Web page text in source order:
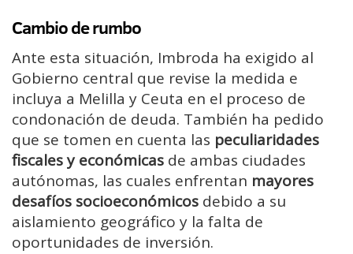
Cambio de rumbo
Ante esta situación, Imbroda ha exigido al
Gobierno central que revise la medida e
incluya a Melilla y Ceuta en el proceso de
condonación de deuda. También ha pedido
que se tomen en cuenta las peculiaridades
fiscales y económicas de ambas ciudades
autónomas, las cuales enfrentan mayores
desafíos socioeconómicos debido a su
aislamiento geográfico y la falta de
oportunidades de inversión.